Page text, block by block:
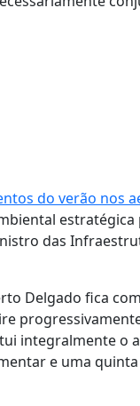
do verão nos
das
Delgado fica
integralmente
e uma